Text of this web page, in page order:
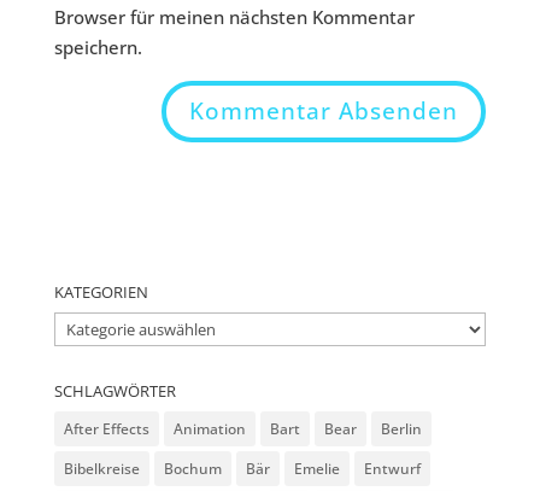
Browser für meinen nächsten Kommentar
speichern.
KATEGORIEN
Kategorien
SCHLAGWÖRTER
After Effects Animation Bart Bear
Berlin
Bibelkreise
Bochum Bär Emelie
Entwurf